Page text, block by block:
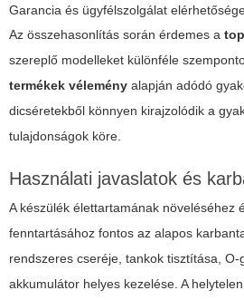
Garancia és ügyfélszolgálat
Az összehasonlítás során érdemes a
szereplő modelleket különféle
termékek vélemény alapján adódó
dicséretekből könnyen kirajzolódik a
tulajdonságok köre.
Használati javaslatok és
A készülék élettartamának növeléséhez
fenntartásához fontos az alapos
rendszeres cseréje, tankok tisztítása,
akkumulátor helyes kezelése. A